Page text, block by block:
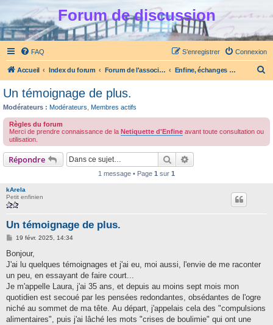
Forum de discussion
FAQ Connexion
S’enregistrer
Accueil Index du forum Forum de l'association Enfine Enfine, échanges et entraide TCA (anorexie, boulimie)
Un témoignage de plus.
Modérateurs : Modérateurs Membres actifs
Règles du forum
Merci de prendre connaissance de la Netiquette d'Enfine avant toute consultation ou
utilisation.
Répondre Rechercher
1 message • Page 1 sur 1
kArela
Petit enfinien
Un témoignage de plus.
M
s
a
g
19 févr. 2025, 14:34
Bonjour,
J'ai lu quelques témoignages et j'ai eu, moi aussi, l'envie de me raconter
un peu, en essayant de faire court...
Je m'appelle Laura, j'ai 35 ans, et depuis au moins sept mois mon
quotidien est secoué par les pensées redondantes, obsédantes de l'ogre
niché au sommet de ma tête. Au départ, j'appelais cela des "compulsions
alimentaires", puis j'ai lâché les mots "crises de boulimie" qui ont une